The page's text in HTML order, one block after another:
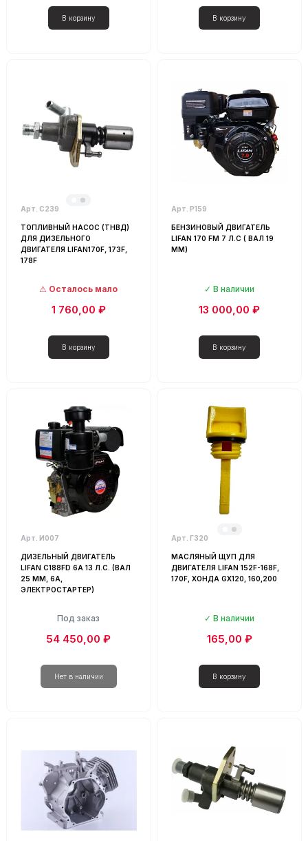
Арт. С239
ТОПЛИВНЫЙ НАСОС (ТНВД)
ДЛЯ ДИЗЕЛЬНОГО
ДВИГАТЕЛЯ LIFAN170F, 173F,
178F
Осталось мало
1 760,00 ₽
Арт. Р159
БЕНЗИНОВЫЙ ДВИГАТЕЛЬ
LIFAN 170 FM 7 Л.С ( ВАЛ 19
ММ)
В наличии
13 000,00 ₽
Арт. И007
ДИЗЕЛЬНЫЙ ДВИГАТЕЛЬ
LIFAN C188FD 6А 13 Л.С. (ВАЛ
25 ММ, 6А,
ЭЛЕКТРОСТАРТЕР)
Под заказ
54 450,00 ₽
Арт. Г320
МАСЛЯНЫЙ ЩУП ДЛЯ
ДВИГАТЕЛЯ LIFAN 152F-168F,
170F, ХОНДА GX120, 160,200
В наличии
165,00 ₽